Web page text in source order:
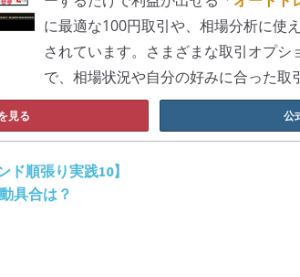
に最適な100円取引や、相場分析に使
されています。さまざまな取引オプシ
で、相場状況や自分の好みに合った取
見る 公
ド順張り実践10】
具合は？